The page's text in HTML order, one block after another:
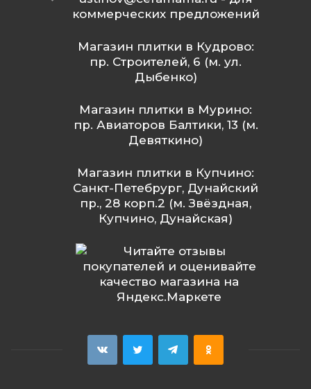
коммерческих предложений
Магазин плитки в Кудрово:
пр. Строителей, 6 (м. ул.
Дыбенко)
Магазин плитки в Мурино:
пр. Авиаторов Балтики, 13 (м.
Девяткино)
Магазин плитки в Купчино:
Санкт-Петебрург, Дунайский
пр., 28 корп.2 (м. Звёздная,
Купчино, Дунайская)